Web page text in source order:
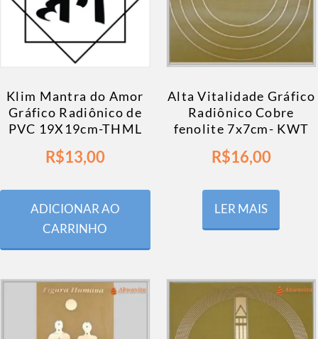
Klim Mantra do Amor
Gráfico Radiônico de
PVC 19X19cm-THML
R$13,00
ADICIONAR AO
CARRINHO
Alta Vitalidade Gráfico
Radiônico Cobre
fenolite 7x7cm- KWT
R$16,00
LER MAIS